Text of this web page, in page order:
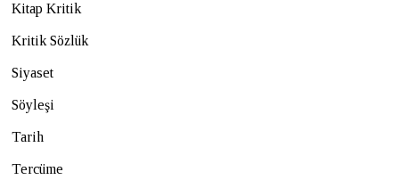
Kitap Kritik
Kritik Sözlük
Siyaset
Söyleşi
Tarih
Tercüme